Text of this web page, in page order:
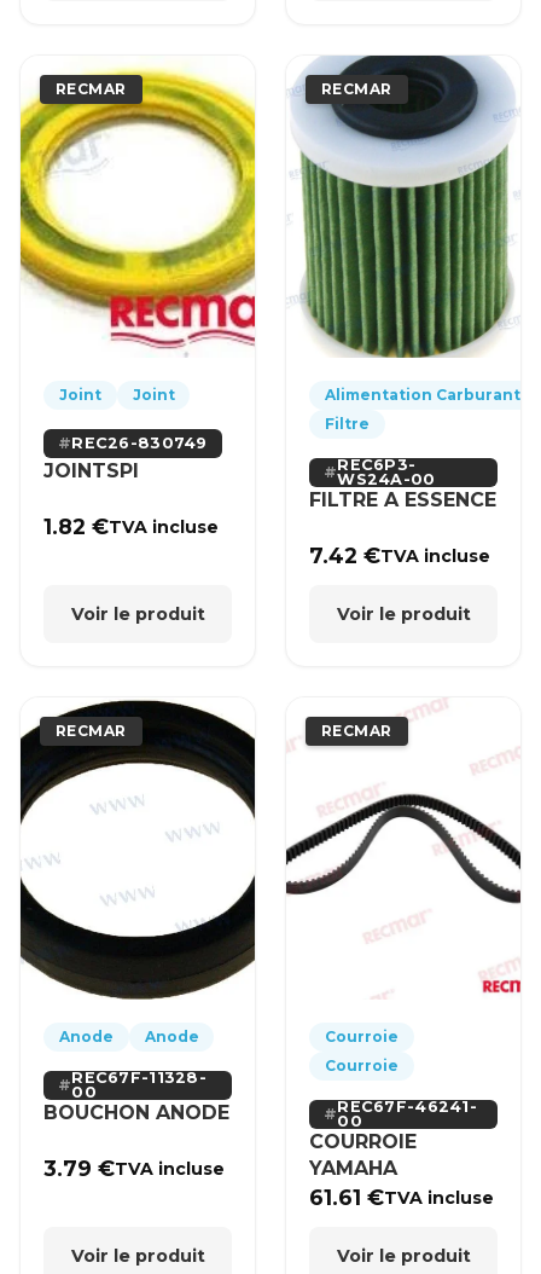
RECMAR
Joint Joint
REC26-830749
JOINTSPI
1.82€TVA incluse
Voir le produit
RECMAR
Alimentation Carburant
Filtre
REC6P3-
WS24A-00
FILTRE A ESSENCE
7.42€TVA incluse
Voir le produit
RECMAR
Anode Anode
REC67F-11328-
00
BOUCHON ANODE
3.79€TVA incluse
Voir le produit
RECMAR
Courroie
Courroie
REC67F-46241-
00
COURROIE
YAMAHA
61.61€TVA incluse
Voir le produit